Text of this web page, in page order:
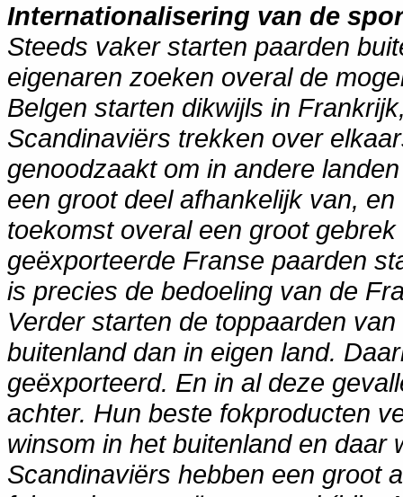
Internationalisering van de
Steeds vaker starten paarden
eigenaren zoeken overal de
Belgen starten dikwijls in
Scandinaviërs trekken over
genoodzaakt om in andere
een groot deel afhankelijk van,
toekomst overal een groot
geëxporteerde Franse paarden
is precies de bedoeling van de
Verder starten de toppaarden
buitenland dan in eigen land.
geëxporteerd. En in al deze
achter. Hun beste fokproducten
winsom in het buitenland en daar
Scandinaviërs hebben een groot